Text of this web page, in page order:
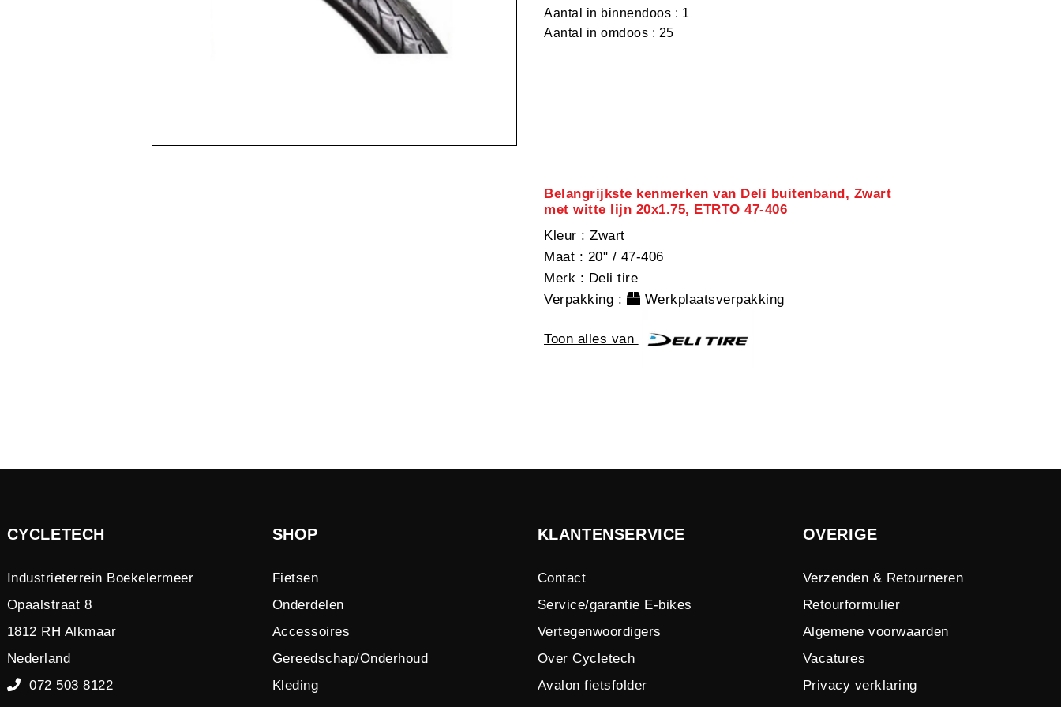
Aantal in binnendoos : 1
Aantal in omdoos : 25
Belangrijkste kenmerken van Deli buitenband, Zwart
met witte lijn 20x1.75, ETRTO 47-406
Kleur : Zwart
Maat : 20" / 47-406
Merk : Deli tire
Verpakking : Werkplaatsverpakking
Toon alles van
CYCLETECH
Industrieterrein Boekelermeer
Opaalstraat 8
1812 RH Alkmaar
Nederland
072 503 8122
SHOP
Fietsen
Onderdelen
Accessoires
Gereedschap/Onderhoud
Kleding
KLANTENSERVICE
Contact
Service/garantie E-bikes
Vertegenwoordigers
Over Cycletech
Avalon fietsfolder
OVERIGE
Verzenden & Retourneren
Retourformulier
Algemene voorwaarden
Vacatures
Privacy verklaring